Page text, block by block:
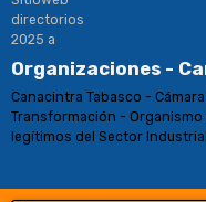
Organizaciones -
Canacintra Tabasco -
Transformación -
legítimos del Sector